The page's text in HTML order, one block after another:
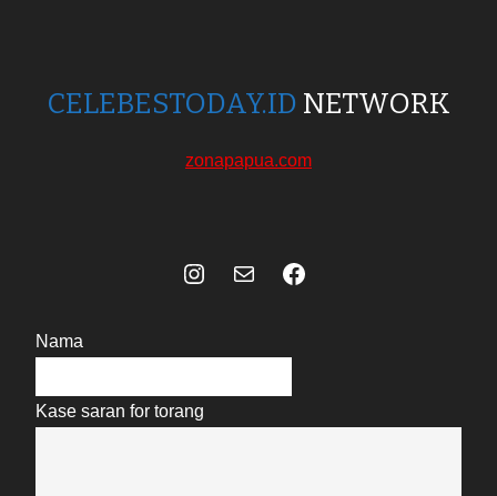
CELEBESTODAY.ID NETWORK
zonapapua.com
Instagram
Mail Celebes Today Social Media
Nama
Kase saran for torang